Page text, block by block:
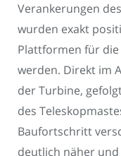
Verankerungen
wurden exakt
Plattformen für
werden. Direkt im
der Turbine,
des
Baufortschritt
deutlich näher